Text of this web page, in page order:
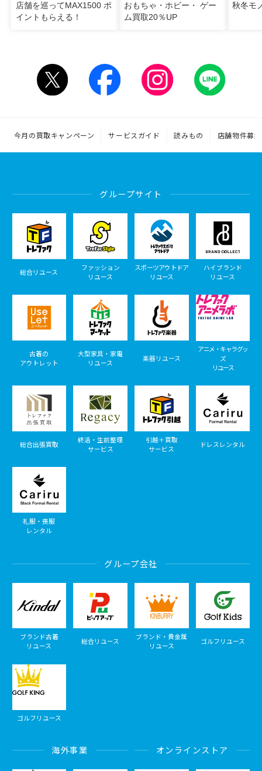
店舗を巡ってMAX1500 ポ
イントもらえる！
おもちゃ・ホビー・ ゲー
ム買取20％UP
秋冬モ
今月の買取キャンペーン サービスガイド 読みもの 店舗物件募集
グループサイト
総合リユース
ファッション
リユース
スポーツアウトドア
リユース
ハイブランド
リユース
古着の
アウトレット
大型家具・家電
リユース
楽器リユース
アニメ・キャラグッ
ズ
リユース
総合出張買取
終活・生前整理
サービス
引越＋買取
サービス
ドレスレンタル
礼服・喪服
レンタル
グループ会社
ブランド古着
リユース
総合リユース
ブランド・貴金属
リユース
ゴルフリユース
ゴルフリユース
海外事業 オンラインストア